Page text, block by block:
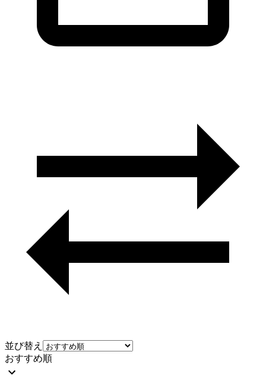
並び替え
おすすめ順